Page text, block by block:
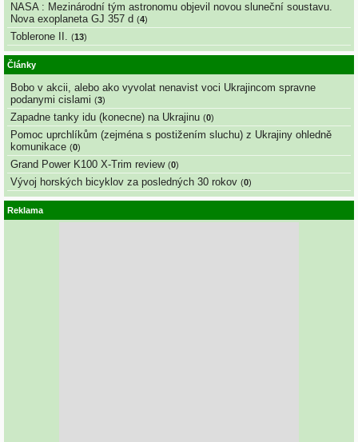
NASA : Mezinárodní tým astronomu objevil novou sluneční soustavu.
Nova exoplaneta GJ 357 d (4)
Toblerone II. (13)
Články
Bobo v akcii, alebo ako vyvolat nenavist voci Ukrajincom spravne
podanymi cislami (3)
Zapadne tanky idu (konecne) na Ukrajinu (0)
Pomoc uprchlíkům (zejména s postižením sluchu) z Ukrajiny ohledně
komunikace (0)
Grand Power K100 X-Trim review (0)
Vývoj horských bicyklov za posledných 30 rokov (0)
Reklama